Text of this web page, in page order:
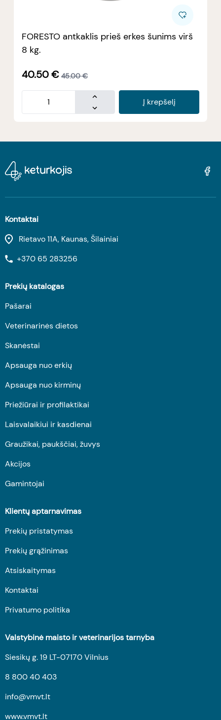
FORESTO antkaklis prieš erkes šunims virš
8 kg.
40.50€ 45.00 €
Į krepšelį
Kontaktai
Rietavo 11A, Kaunas, Šilainiai
+370 65 283256
Prekių katalogas
Pašarai
Veterinarinės dietos
Skanėstai
Apsauga nuo erkių
Apsauga nuo kirminų
Priežiūrai ir profilaktikai
Laisvalaikiui ir kasdienai
Graužikai, paukščiai, žuvys
Akcijos
Gamintojai
Klientų aptarnavimas
Prekių pristatymas
Prekių grąžinimas
Atsiskaitymas
Kontaktai
Privatumo politika
Valstybinė maisto ir veterinarijos tarnyba
Siesikų g. 19 LT-07170 Vilnius
8 800 40 403
info@vmvt.lt
www.vmvt.lt